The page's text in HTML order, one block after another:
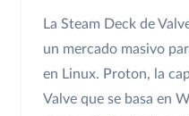
La Steam Deck de
un mercado masivo
en Linux. Proton, la
Valve que se basa en